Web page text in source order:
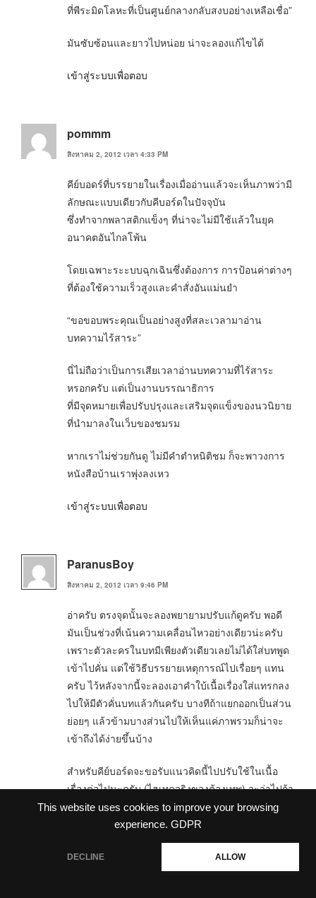
This website uses cookies to improve your browsing
experience. GDPR
DECLINE ALLOW
ที่พีระมิดโลหะที่เป็นศูนย์กลางกลับสงบอย่างเหลือเชื่อ”
มันซับซ้อนและยาวไปหน่อย น่าจะลองแก้ไขได้
เข้าสู่ระบบเพื่อตอบ
pommm
สิงหาคม 2, 2012 เวลา 4:33 PM
คีย์บอดร์ที่บรรยายในเรื่องเมื่ออ่านแล้วจะเห็นภาพว่ามี
ลักษณะแบบเดียวกับคีบอร์ดในปัจจุบัน
ซึ่งทำจากพลาสติกแข็งๆ ที่น่าจะไม่มีใช้แล้วในยุค
อนาคตอันไกลโพ้น
โดยเฉพาะระะบบฉุกเฉินซึ่งต้องการ การป้อนค่าต่างๆ
ที่ต้องใช้ความเร็วสูงและคำสั่งอันแม่นยำ
“ขอขอบพระคุณเป็นอย่างสูงที่สละเวลามาอ่าน
บทความไร้สาระ”
นี่ไม่ถือว่าเป็นการเสียเวลาอ่านบทความที่ไร้สาระ
หรอกครับ แต่เป็นงานบรรณาธิการ
ที่มีจุดหมายเพื่อปรับปรุงและเสริมจุดแข็งของนวนิยาย
ที่นำมาลงในเว็บของชมรม
หากเราไม่ช่วยกันดู ไม่มีคำตำหนิติชม ก็จะพาวงการ
หนังสือบ้านเราพุ่งลงเหว
เข้าสู่ระบบเพื่อตอบ
ParanusBoy
สิงหาคม 2, 2012 เวลา 9:46 PM
อ่าครับ ตรงจุดนั้นจะลองพยายามปรับแก้ดูครับ พอดี
มันเป็นช่วงที่เน้นความเคลื่อนไหวอย่างเดียวน่ะครับ
เพราะตัวละครในบทมีเพียงตัวเดียวเลยไม่ได้ใส่บทพูด
เข้าไปคั่น แต่ใช้วิธีบรรยายเหตุการณ์ไปเรื่อยๆ แทน
ครับ ไว้หลังจากนี้จะลองเอาคำใบ้เนื้อเรื่องใส่แทรกลง
ไปให้มีตัวคั่นบทแล้วกันครับ บางทีถ้าแยกออกเป็นส่วน
ย่อยๆ แล้วข้ามบางส่วนไปให้เห็นแค่ภาพรวมก็น่าจะ
เข้าถึงได้ง่ายขึ้นบ้าง
สำหรับคีย์บอร์ดจะขอรับแนวคิดนี้ไปปรับใช้ในเนื้อ
เรื่องต่อไปนะครับ (ไฮเทคจริงของต้องเทพ) จะว่าไปถ้า
พูดถึงเสียงรัวนิ้วบนคีย์บอร์ดจะให้ความรู้สึกเหมือน
เสียง “ต็อกแต็กๆ” เวลาเคาะแป้นพิมพ์เนอะ เดี๋ยวจะ
ลองหาศัพท์ใหม่ที่อธิบายถึงความเร่งด่วนได้โดยเลี่ยง
หัวข้อนี้ไปครับ <(^o^<)